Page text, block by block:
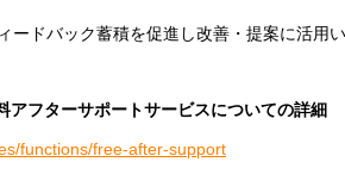
ードバック蓄積を促進し改善・提案に活用い
アフターサポートサービスについての詳細
functions/free-after-support